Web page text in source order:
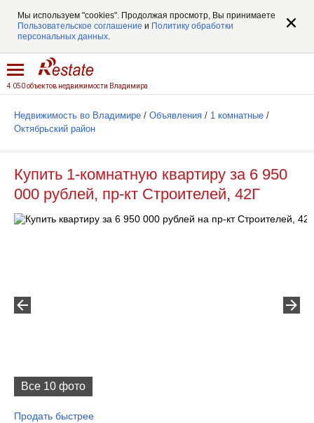
Мы используем "cookies". Продолжая просмотр, Вы принимаете
Пользовательское соглашение и Политику обработки
персональных данных.
4 050 объектов недвижимости Владимира
Недвижимость во Владимире / Объявления / 1 комнатные /
Октябрьский район
Купить 1-комнатную квартиру за 6 950
000 рублей, пр-кт Строителей, 42Г
Все 10 фото
Продать быстрее